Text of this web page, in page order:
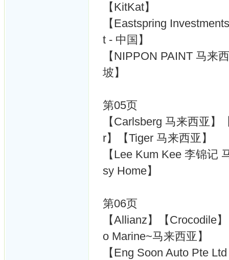
【KitKat】
【Eastspring
t - 中国】
【NIPPON PAINT 马来
坡】
第05页
【Carlsberg 马来西亚
r】【Tiger 马来西亚】
【Lee Kum Kee 李锦记
sy Home】
第06页
【Allianz】【Crocodile
o Marine~马来西亚】
【Eng Soon Auto Pte